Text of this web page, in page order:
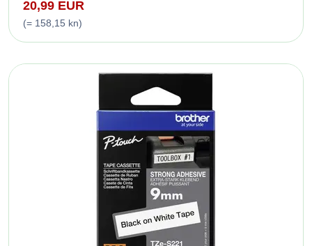
20,99 EUR
(= 158,15 kn)